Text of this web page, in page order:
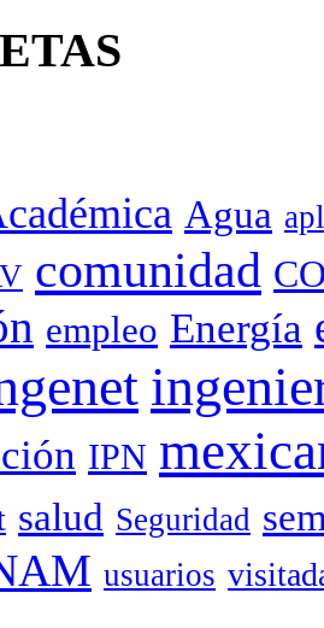
Agua
comunidad
empleo Energía
IPN
salud Seguridad
usuarios